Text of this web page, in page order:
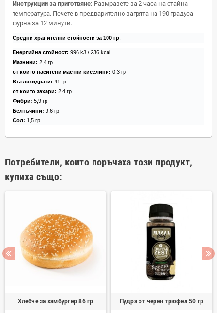
Инструкции за приготвяне: Размразете за 2 часа на стайна
температура. Печете в предварително загрята на 190 градуса
фурна за 12 минути.
Средни хранителни стойности за 100 гр:
Енергийна стойност: 996 kJ / 236 kcal
Мазнини: 2,4 гр
от които наситени мастни киселини: 0,3 гр
Въглехидрати: 41 гр
от които захари: 2,4 гр
Фибри: 5,9 гр
Белтъчини: 9,6 гр
Сол: 1,5 гр
Потребители, които поръчаха този продукт,
купиха също:
Хлебче за хамбургер 86 гр Пудра от черен трюфел 50 гр